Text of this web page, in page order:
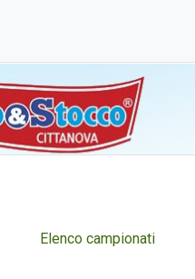
Elenco campionati